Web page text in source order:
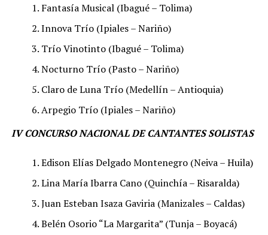
Fantasía Musical (Ibagué – Tolima)
Innova Trío (Ipiales – Nariño)
Trío Vinotinto (Ibagué – Tolima)
Nocturno Trío (Pasto – Nariño)
Claro de Luna Trío (Medellín – Antioquia)
Arpegio Trío (Ipiales – Nariño)
IV CONCURSO NACIONAL DE CANTANTES SOLISTAS
Edison Elías Delgado Montenegro (Neiva – Huila)
Lina María Ibarra Cano (Quinchía – Risaralda)
Juan Esteban Isaza Gaviria (Manizales – Caldas)
Belén Osorio “La Margarita” (Tunja – Boyacá)